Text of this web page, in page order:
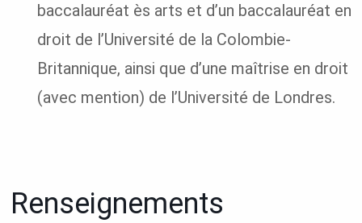
baccalauréat ès arts et d’un baccalauréat en
droit de l’Université de la Colombie-
Britannique, ainsi que d’une maîtrise en droit
(avec mention) de l’Université de Londres.
Renseignements